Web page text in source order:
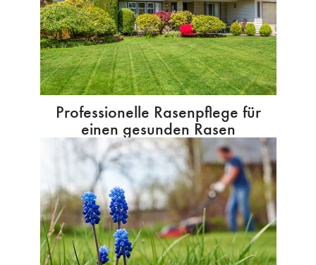
Professionelle Rasenpflege für
einen gesunden Rasen